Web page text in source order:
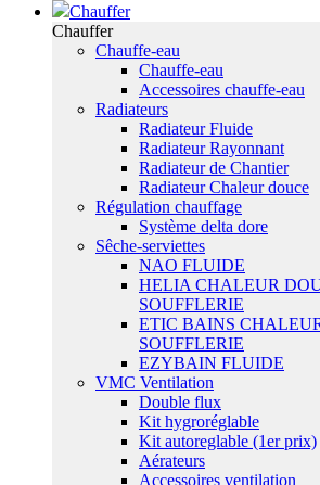
Chauffer
Chauffer
Chauffe-eau
Chauffe-eau
Accessoires chauffe-eau
Radiateurs
Radiateur Fluide
Radiateur Rayonnant
Radiateur de Chantier
Radiateur Chaleur douce
Régulation chauffage
Système delta dore
Sêche-serviettes
NAO FLUIDE
HELIA CHALEUR
SOUFFLERIE
ETIC BAINS
SOUFFLERIE
EZYBAIN FLUIDE
VMC Ventilation
Double flux
Kit hygroréglable
Kit autoreglable (1er prix)
Aérateurs
Accessoires ventilation